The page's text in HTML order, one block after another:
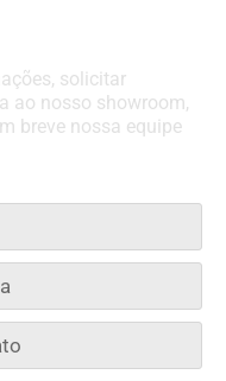
solicitar
ao nosso showroom,
breve nossa equipe